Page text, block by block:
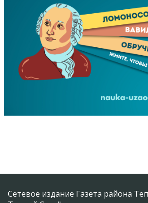
Сетевое издание Газета района